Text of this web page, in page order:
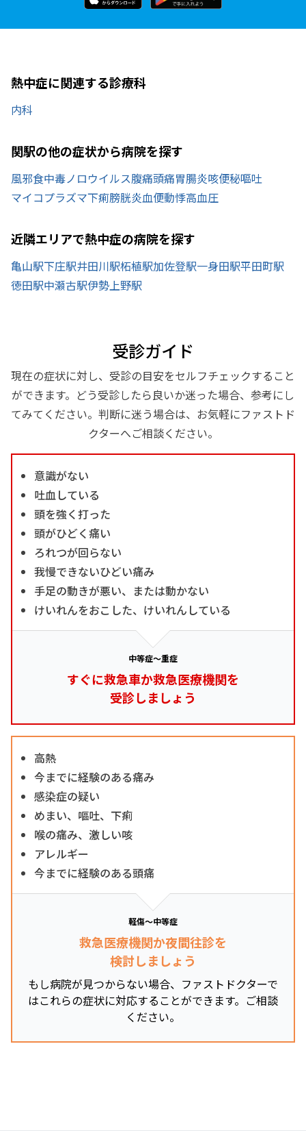
熱中症に関連する診療科
内科
関駅の他の症状から病院を探す
風邪食中毒ノロウイルス腹痛頭痛胃腸炎咳便秘嘔吐
マイコプラズマ下痢膀胱炎血便動悸高血圧
近隣エリアで熱中症の病院を探す
亀山駅下庄駅井田川駅柘植駅加佐登駅一身田駅平田町駅
徳田駅中瀬古駅伊勢上野駅
受診ガイド
現在の症状に対し、受診の目安をセルフチェックすること
ができます。どう受診したら良いか迷った場合、参考にし
てみてください。判断に迷う場合は、お気軽にファストド
クターへご相談ください。
意識がない
吐血している
頭を強く打った
頭がひどく痛い
ろれつが回らない
我慢できないひどい痛み
手足の動きが悪い、または動かない
けいれんをおこした、けいれんしている
中等症～重症
すぐに救急車か救急医療機関を
受診しましょう
高熱
今までに経験のある痛み
感染症の疑い
めまい、嘔吐、下痢
喉の痛み、激しい咳
アレルギー
今までに経験のある頭痛
軽傷～中等症
救急医療機関か夜間往診を
検討しましょう
もし病院が見つからない場合、ファストドクターで
はこれらの症状に対応することができます。ご相談
ください。